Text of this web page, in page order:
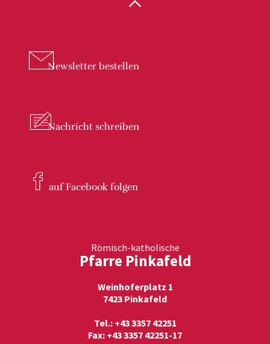
Newsletter bestellen
Nachricht schreiben
auf Facebook folgen
Römisch-katholische
Pfarre Pinkafeld
Weinhoferplatz 1
7423 Pinkafeld
Tel.: +43 3357 42251
Fax: +43 3357 42251-17